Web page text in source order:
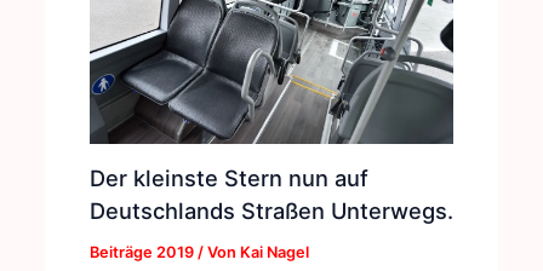
Der kleinste Stern nun auf
Deutschlands Straßen Unterwegs.
Beiträge 2019/ Von Kai Nagel